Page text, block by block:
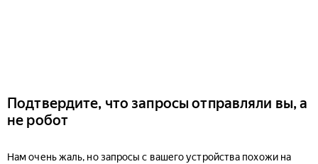
Подтвердите, что запросы отправляли вы, а
не робот
Нам очень жаль, но запросы с вашего устройства похожи на